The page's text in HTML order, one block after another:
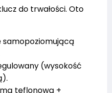
do trwałości. Oto
samopoziomującą
(wysokość
teflonową +